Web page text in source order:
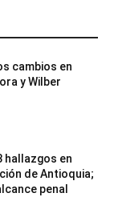
cambios en
y Wilber
hallazgos en
de Antioquia;
penal